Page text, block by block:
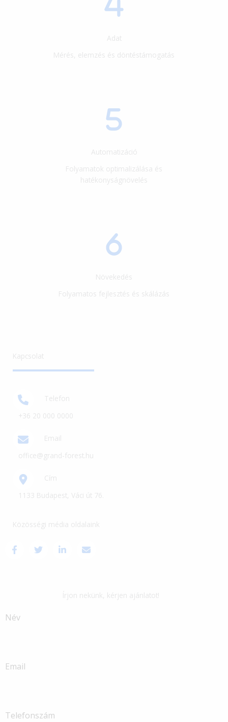
Adat
Mérés, elemzés és döntéstámogatás
Automatizáció
Folyamatok optimalizálása és
hatékonyságnövelés
Növekedés
Folyamatos fejlesztés és skálázás
Kapcsolat
Telefon
+36 20​ 000 0000
Email
office@grand-forest.hu​
Cím
1133 Budapest, Váci út 76.
Közösségi média oldalaink
Írjon nekünk, kérjen ajánlatot!
Név
Email
Telefonszám